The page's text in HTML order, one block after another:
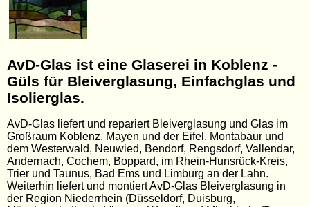
AvD-Glas ist eine Glaserei in Koblenz -
Güls für Bleiverglasung, Einfachglas und
Isolierglas.
AvD-Glas liefert und repariert Bleiverglasung und Glas im
Großraum Koblenz, Mayen und der Eifel, Montabaur und
dem Westerwald, Neuwied, Bendorf, Rengsdorf, Vallendar,
Andernach, Cochem, Boppard, im Rhein-Hunsrück-Kreis,
Trier und Taunus, Bad Ems und Limburg an der Lahn.
Weiterhin liefert und montiert AvD-Glas Bleiverglasung in
der Region Niederrhein (Düsseldorf, Duisburg,